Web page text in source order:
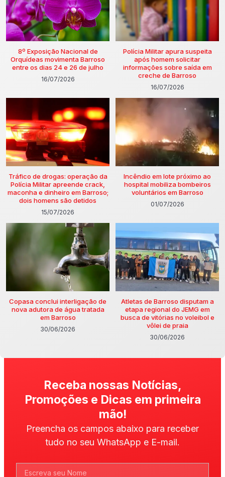
8º Exposição Nacional de
Orquídeas movimenta Barroso
entre os dias 24 e 26 de julho
16/07/2026
Polícia Militar apura suspeita
após homem solicitar
informações sobre saída em
creche de Barroso
16/07/2026
Tráfico de drogas: operação da
Polícia Militar apreende crack,
maconha e dinheiro em Barroso;
dois homens são detidos
15/07/2026
Incêndio em lote próximo ao
hospital mobiliza bombeiros
voluntários em Barroso
01/07/2026
Copasa conclui interligação de
nova adutora de água tratada
em Barroso
30/06/2026
Atletas de Barroso disputam a
etapa regional do JEMG em
busca de vitórias no voleibol e
vôlei de praia
30/06/2026
Receba nossas Notícias,
Promoções e Dicas em primeira
mão!
Preencha os campos abaixo para receber
tudo no seu WhatsApp e E-mail.